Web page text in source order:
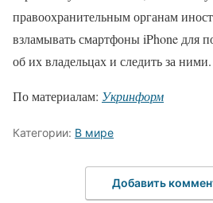
правоохранительным органам
взламывать смартфоны iPhone для
об их владельцах и следить за ними.
По материалам: Укринформ
Категории: В мире
Добавить